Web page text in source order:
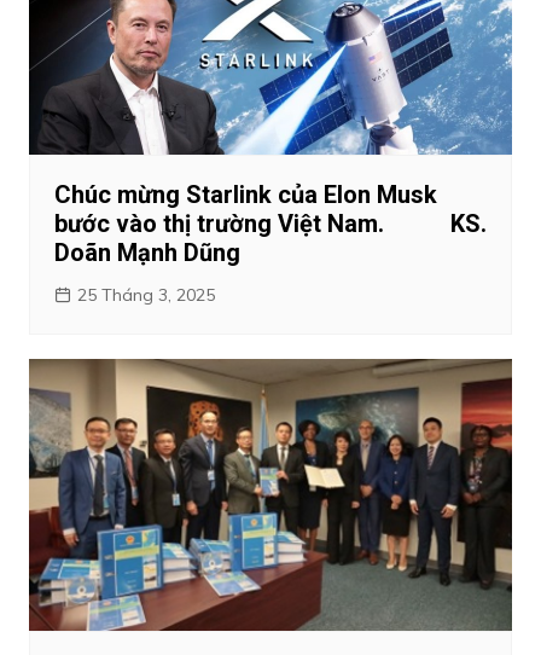
Chúc mừng Starlink của Elon Musk
bước vào thị trường Việt Nam. KS.
Doãn Mạnh Dũng
25 Tháng 3, 2025